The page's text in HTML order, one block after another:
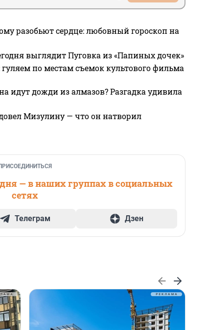
разобьют сердце: любовный гороскоп на
выглядит Пуговка из «Папиных дочек»
по местам съемок культового фильма
идут дожди из алмазов? Разгадка удивила
Мизулину — что он натворил
— в наших группах в социальных
сетях
Телеграм Дзен